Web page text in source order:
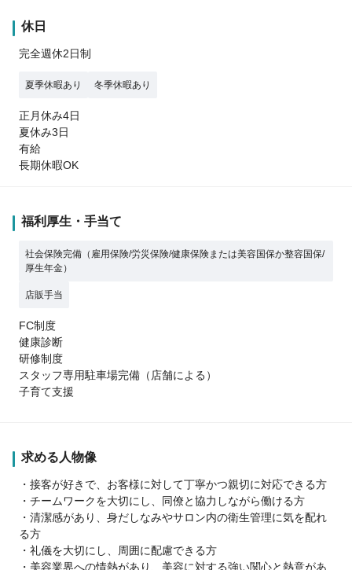
休日
完全週休2日制
夏季休暇あり 冬季休暇あり
正月休み4日
夏休み3日
有給
長期休暇OK
福利厚生・手当て
社会保険完備（雇用保険/労災保険/健康保険または美容国保か整容国保/
厚生年金）
店販手当
FC制度
健康診断
研修制度
スタッフ専用駐車場完備（店舗による）
子育て支援
求める人物像
・接客が好きで、お客様に対して丁寧かつ親切に対応できる方
・チームワークを大切にし、同僚と協力しながら働ける方
・清潔感があり、身だしなみやサロン内の衛生管理に気を配れ
る方
・礼儀を大切にし、周囲に配慮できる方
・美容業界への情熱があり、美容に対する強い関心と熱意があ